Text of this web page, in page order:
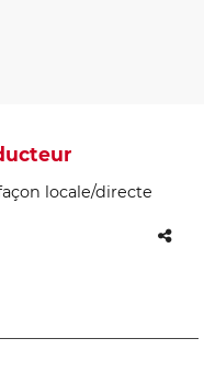
locale/directe